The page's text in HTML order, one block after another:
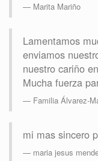
Marita Mariño
Lamentamos
enviamos
nuestro cariño
Mucha fuerza
Familia Álvarez-
mi mas sincero
maria jesus